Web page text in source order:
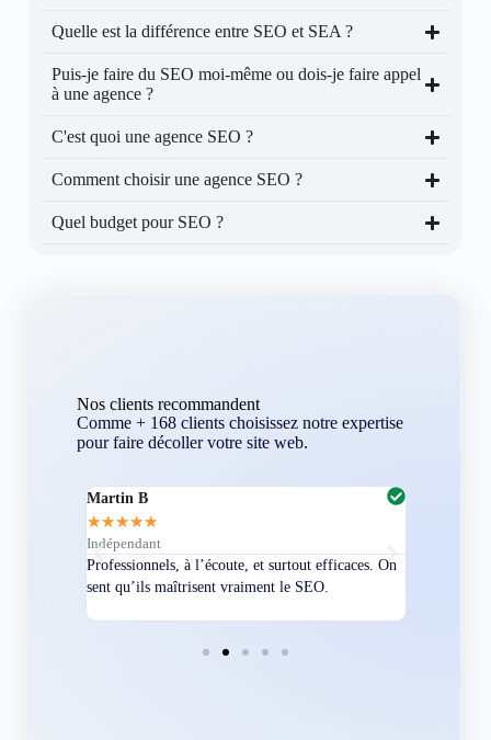
Quelle est la différence entre SEO et SEA ?
Puis-je faire du SEO moi-même ou dois-je faire appel
à une agence ?
C'est quoi une agence SEO ?
Comment choisir une agence SEO ?
Quel budget pour SEO ?
Nos clients recommandent
Comme + 168 clients choisissez notre expertise
pour faire décoller votre site web.
Martin B
★★★★★
Indépendant
Professionnels, à l’écoute, et surtout efficaces. On
sent qu’ils maîtrisent vraiment le SEO.